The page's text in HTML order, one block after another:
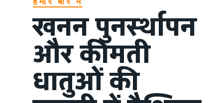
खनन पुनर्स्थापन
और कीमती
धातुओं की